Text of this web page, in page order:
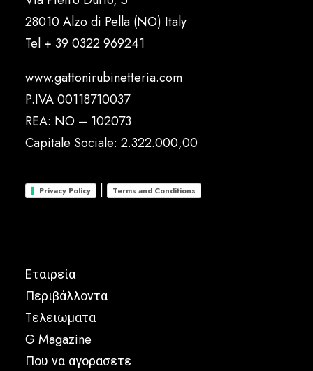
28010 Alzo di Pella (NO) Italy
Tel + 39 0322 969241
www.gattonirubinetteria.com
P.IVA 00118710037
REA: NO – 102073
Capitale Sociale: 2.322.000,00
Privacy Policy | Terms and Conditions
Εταιρεία
Περιβάλλοντα
Tελειωματα
G Magazine
Που να αγορασετε